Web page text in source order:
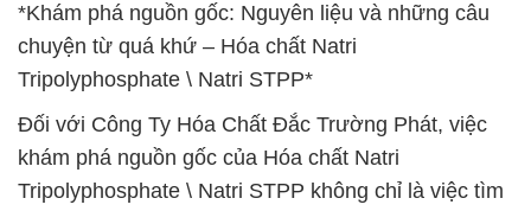
*Khám phá nguồn gốc: Nguyên liệu và những câu
chuyện từ quá khứ – Hóa chất Natri
Tripolyphosphate \ Natri STPP*
Đối với Công Ty Hóa Chất Đắc Trường Phát, việc
khám phá nguồn gốc của Hóa chất Natri
Tripolyphosphate \ Natri STPP không chỉ là việc tìm